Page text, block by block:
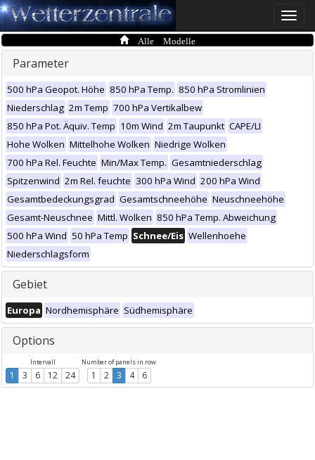
Toggle
Alle Modelle
Parameter
500 hPa Geopot. Höhe 850 hPa Temp. 850 hPa Stromlinien
Niederschlag 2m Temp 700 hPa Vertikalbew
850 hPa Pot. Äquiv. Temp 10m Wind 2m Taupunkt CAPE/LI
Hohe Wolken Mittelhohe Wolken Niedrige Wolken
700 hPa Rel. Feuchte Min/Max Temp. Gesamtniederschlag
Spitzenwind 2m Rel. feuchte 300 hPa Wind 200 hPa Wind
Gesamtbedeckungsgrad Gesamtschneehöhe Neuschneehöhe
Gesamt-Neuschnee Mittl. Wolken 850 hPa Temp. Abweichung
500 hPa Wind 50 hPa Temp Schnee/Eis Wellenhoehe
Niederschlagsform
Gebiet
Europa Nordhemisphäre Südhemisphäre
Options
Intervall
1 3 6 12 24
Number of panels in row
1 2 3 4 6